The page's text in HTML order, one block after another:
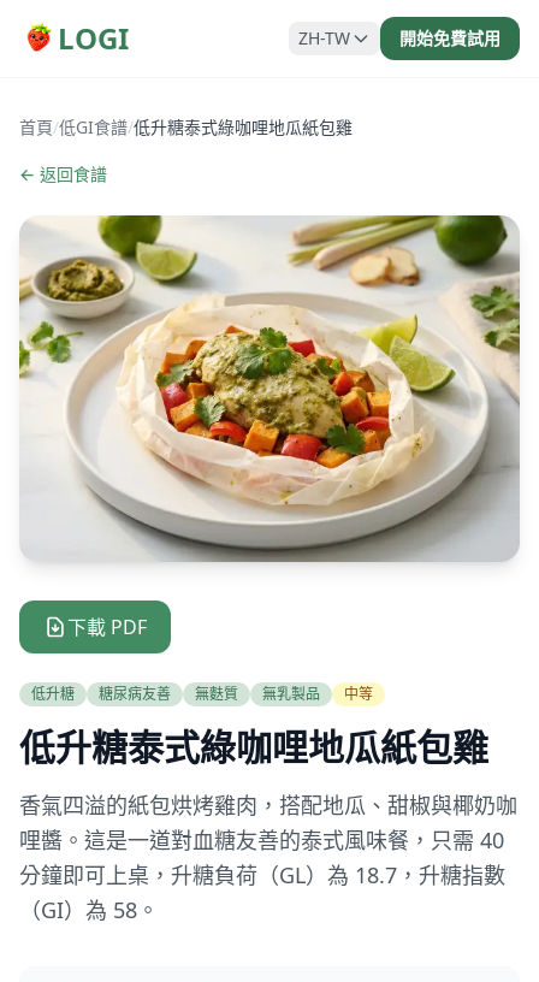
LOGI ZH-TW 開始免費試用
首頁/低GI食譜/低升糖泰式綠咖哩地瓜紙包雞
← 返回食譜
下載 PDF
低升糖 糖尿病友善 無麩質 無乳製品 中等
低升糖泰式綠咖哩地瓜紙包雞
香氣四溢的紙包烘烤雞肉，搭配地瓜、甜椒與椰奶咖
哩醬。這是一道對血糖友善的泰式風味餐，只需 40
分鐘即可上桌，升糖負荷（GL）為 18.7，升糖指數
（GI）為 58。